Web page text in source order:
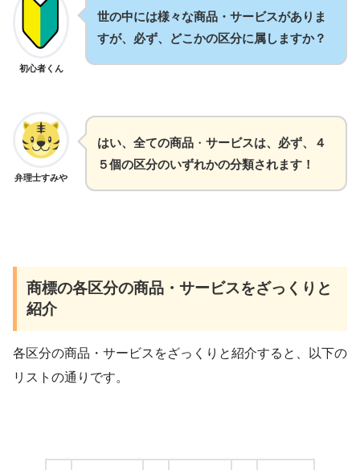
初心者くん
世の中には様々な商品・サービスがありま
すが、必ず、どこかの区分に属しますか？
弁理士すみや
はい、全ての商品 ・ サービスは、必ず、４
５個の区分のいずれかの分類されます！
商標の各区分の商品・サービスをざっくりと
紹介
各区分の商品・サービスをざっくりと紹介すると、以下の
リストの通りです。